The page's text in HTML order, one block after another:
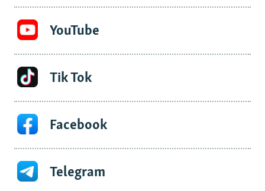
YouTube
Tik Tok
Facebook
Telegram